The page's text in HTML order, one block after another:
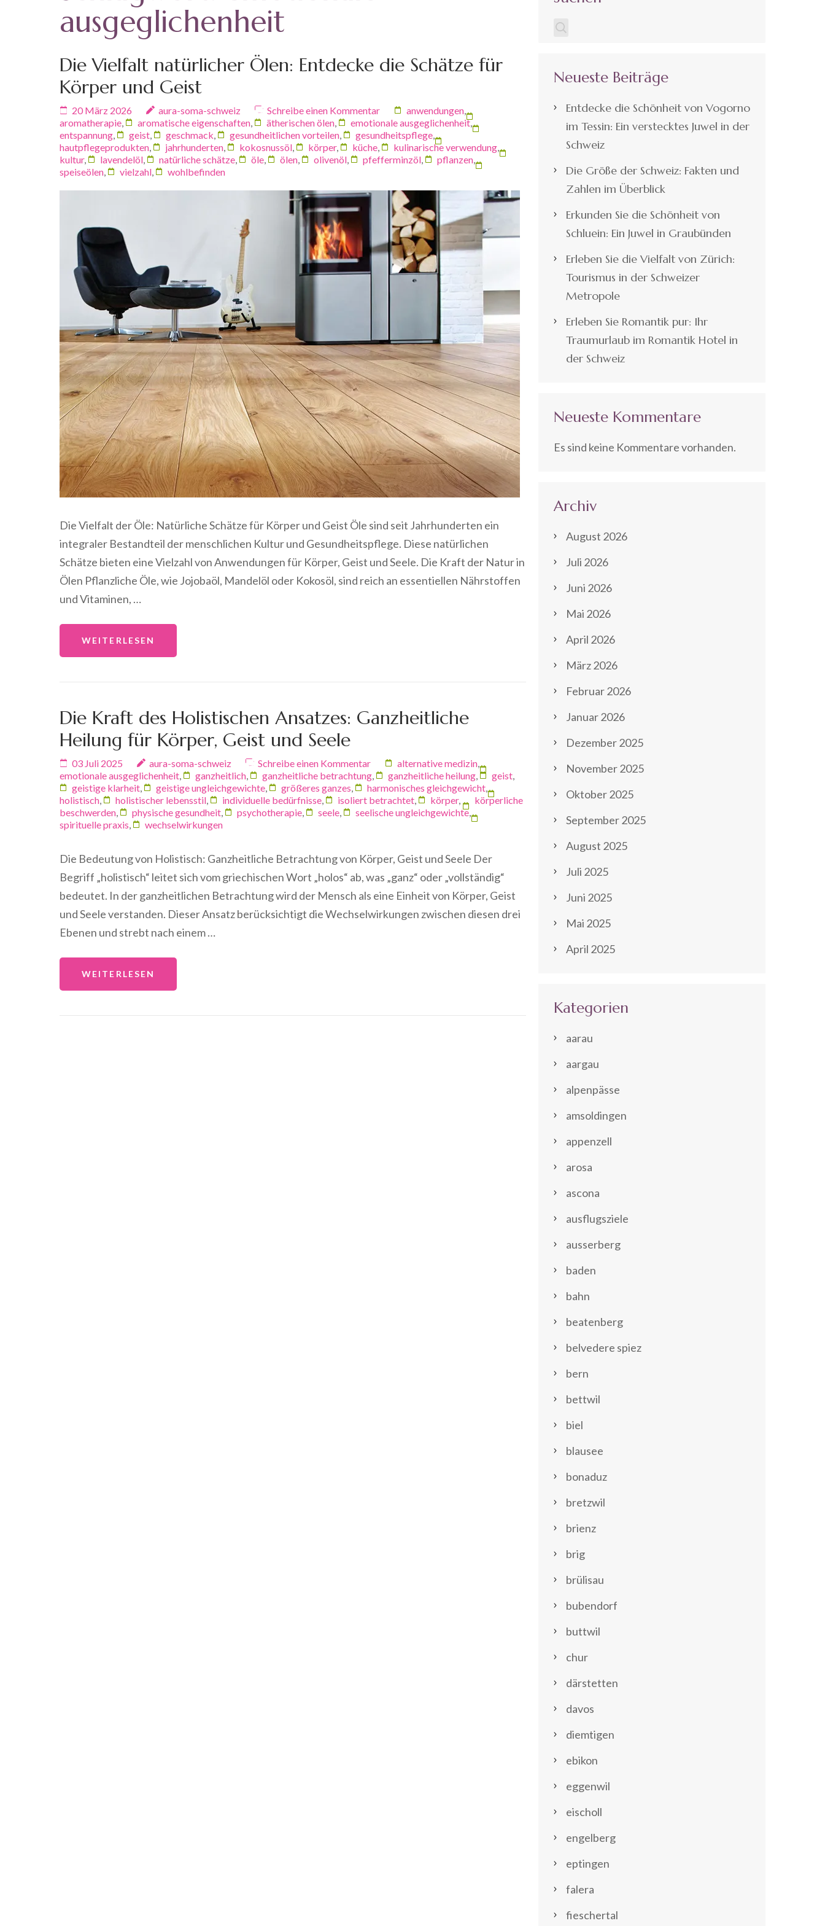
ausgeglichenheit
Die Vielfalt natürlicher Ölen: Entdecke die Schätze für
Körper und Geist
20 März 2026 aura-soma-schweiz Schreibe einen Kommentar anwendungen
aromatherapie
aromatische eigenschaften ätherischen ölen emotionale ausgeglichenheit,
entspannung
geist geschmack gesundheitlichen vorteilen gesundheitspflege
hautpflegeprodukten
jahrhunderten kokosnussöl körper, küche kulinarische verwendung
kultur, lavendelöl natürliche schätze öle ölen olivenöl pfefferminzöl pflanzen
speiseölen
vielzahl wohlbefinden
Die Vielfalt der Öle: Natürliche Schätze für Körper und Geist Öle sind seit Jahrhunderten ein
integraler Bestandteil der menschlichen Kultur und Gesundheitspflege. Diese natürlichen
Schätze bieten eine Vielzahl von Anwendungen für Körper, Geist und Seele. Die Kraft der Natur in
Ölen Pflanzliche Öle, wie Jojobaöl, Mandelöl oder Kokosöl, sind reich an essentiellen Nährstoffen
und Vitaminen, …
WEITERLESEN
Die Kraft des Holistischen Ansatzes: Ganzheitliche
Heilung für Körper, Geist und Seele
03 Juli 2025 aura-soma-schweiz Schreibe einen Kommentar alternative medizin
emotionale ausgeglichenheit
ganzheitlich ganzheitliche betrachtung ganzheitliche heilung geist
geistige klarheit
geistige ungleichgewichte größeres ganzes harmonisches gleichgewicht
holistisch
holistischer lebensstil individuelle bedürfnisse isoliert betrachtet körper,
körperliche
beschwerden
physische gesundheit psychotherapie seele seelische ungleichgewichte
spirituelle praxis
wechselwirkungen
Die Bedeutung von Holistisch: Ganzheitliche Betrachtung von Körper, Geist und Seele Der
Begriff „holistisch“ leitet sich vom griechischen Wort „holos“ ab, was „ganz“ oder „vollständig“
bedeutet. In der ganzheitlichen Betrachtung wird der Mensch als eine Einheit von Körper, Geist
und Seele verstanden. Dieser Ansatz berücksichtigt die Wechselwirkungen zwischen diesen drei
Ebenen und strebt nach einem …
WEITERLESEN
Neueste Beiträge
Entdecke die Schönheit von Vogorno
im Tessin: Ein verstecktes Juwel in der
Schweiz
Die Größe der Schweiz: Fakten und
Zahlen im Überblick
Erkunden Sie die Schönheit von
Schluein: Ein Juwel in Graubünden
Erleben Sie die Vielfalt von Zürich:
Tourismus in der Schweizer
Metropole
Erleben Sie Romantik pur: Ihr
Traumurlaub im Romantik Hotel in
der Schweiz
Neueste Kommentare
Es sind keine Kommentare vorhanden.
Archiv
August 2026
Juli 2026
Juni 2026
Mai 2026
April 2026
März 2026
Februar 2026
Januar 2026
Dezember 2025
November 2025
Oktober 2025
September 2025
August 2025
Juli 2025
Juni 2025
Mai 2025
April 2025
Kategorien
aarau
aargau
alpenpässe
amsoldingen
appenzell
arosa
ascona
ausflugsziele
ausserberg
baden
bahn
beatenberg
belvedere spiez
bern
bettwil
biel
blausee
bonaduz
bretzwil
brienz
brig
brülisau
bubendorf
buttwil
chur
därstetten
davos
diemtigen
ebikon
eggenwil
eischoll
engelberg
eptingen
falera
fieschertal